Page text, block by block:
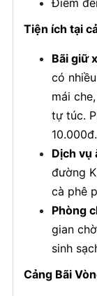
Điểm
Tiện ích tại
Bãi giữ
có
mái
tự túc.
10.000đ.
Dịch vụ
đường
cà phê
Phòng
gian
sinh
Cảng Bãi